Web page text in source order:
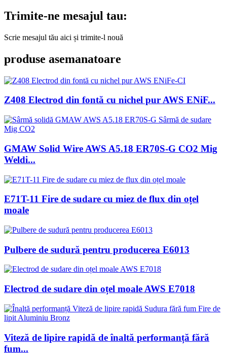
Trimite-ne mesajul tau:
Scrie mesajul tău aici și trimite-l nouă
produse asemanatoare
Z408 Electrod din fontă cu nichel pur AWS ENiF...
GMAW Solid Wire AWS A5.18 ER70S-G CO2 Mig
Weldi...
E71T-11 Fire de sudare cu miez de flux din oțel
moale
Pulbere de sudură pentru producerea E6013
Electrod de sudare din oțel moale AWS E7018
Viteză de lipire rapidă de înaltă performanță fără
fum...